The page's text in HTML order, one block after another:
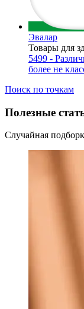
Эвалар
Товары для
5499 -
более не
Поиск по точкам
Полезные
Случайная